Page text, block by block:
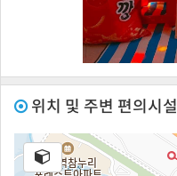
위치 및 주변 편의시설